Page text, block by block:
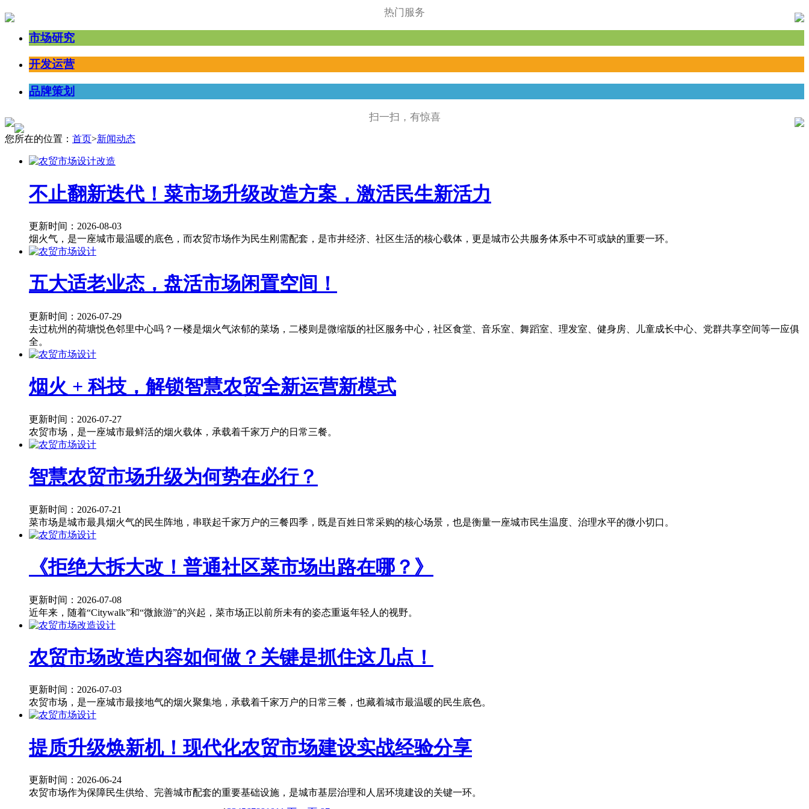
热门服务
市场研究
开发运营
品牌策划
扫一扫，有惊喜
您所在的位置： 首页>新闻动态
不止翻新迭代！菜市场升级改造方案，激活民生新活力
更新时间：2026-08-03
烟火气，是一座城市最温暖的底色，而农贸市场作为民生刚需配套，是市井经济、社区生活的核心载体，更是城市公共服务体系中不可或缺的重要一环。
五大适老业态，盘活市场闲置空间！
更新时间：2026-07-29
去过杭州的荷塘悦色邻里中心吗？一楼是烟火气浓郁的菜场，二楼则是微缩版的社区服务中心，社区食堂、音乐室、舞蹈室、理发室、健身房、儿童成长中心、党群共享空间等一应俱
全。
烟火 + 科技，解锁智慧农贸全新运营新模式
更新时间：2026-07-27
农贸市场，是一座城市最鲜活的烟火载体，承载着千家万户的日常三餐。
智慧农贸市场升级为何势在必行？
更新时间：2026-07-21
菜市场是城市最具烟火气的民生阵地，串联起千家万户的三餐四季，既是百姓日常采购的核心场景，也是衡量一座城市民生温度、治理水平的微小切口。
《拒绝大拆大改！普通社区菜市场出路在哪？》
更新时间：2026-07-08
近年来，随着“Citywalk”和“微旅游”的兴起，菜市场正以前所未有的姿态重返年轻人的视野。
农贸市场改造内容如何做？关键是抓住这几点！
更新时间：2026-07-03
农贸市场，是一座城市最接地气的烟火聚集地，承载着千家万户的日常三餐，也藏着城市最温暖的民生底色。
提质升级焕新机！现代化农贸市场建设实战经验分享
更新时间：2026-06-24
农贸市场作为保障民生供给、完善城市配套的重要基础设施，是城市基层治理和人居环境建设的关键一环。